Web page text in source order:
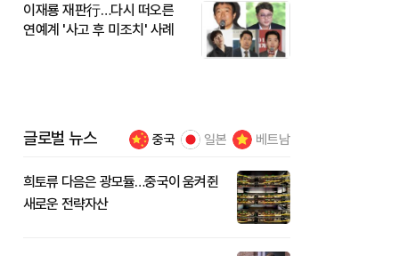
이재룡 재판行…다시 떠오른
연예계 '사고 후 미조치' 사례
글로벌 뉴스 중국 일본 베트남
희토류 다음은 광모듈…중국이 움켜쥔
새로운 전략자산